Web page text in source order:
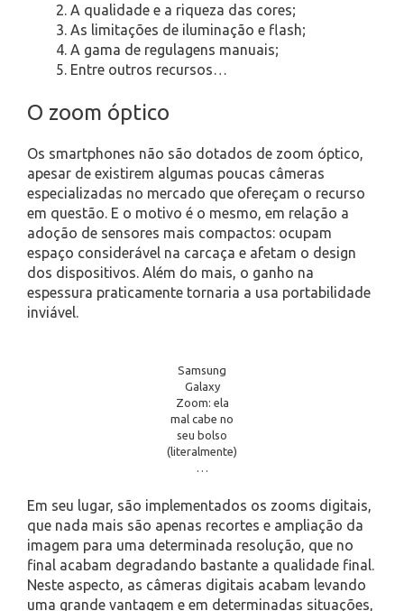
A qualidade e a riqueza das cores;
As limitações de iluminação e flash;
A gama de regulagens manuais;
Entre outros recursos…
O zoom óptico
Os smartphones não são dotados de zoom óptico,
apesar de existirem algumas poucas câmeras
especializadas no mercado que ofereçam o recurso
em questão. E o motivo é o mesmo, em relação a
adoção de sensores mais compactos: ocupam
espaço considerável na carcaça e afetam o design
dos dispositivos. Além do mais, o ganho na
espessura praticamente tornaria a usa portabilidade
inviável.
Samsung
Galaxy
Zoom: ela
mal cabe no
seu bolso
(literalmente)
…
Em seu lugar, são implementados os zooms digitais,
que nada mais são apenas recortes e ampliação da
imagem para uma determinada resolução, que no
final acabam degradando bastante a qualidade final.
Neste aspecto, as câmeras digitais acabam levando
uma grande vantagem e em determinadas situações,